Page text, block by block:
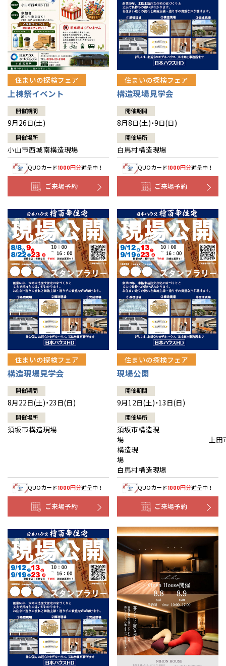
住まいの探検フェア
上棟祭イベント
開催期間
9月26日(土)
開催場所
小山市西城南構造現場
QUOカード1000円分進呈中！
ご来場予約
住まいの探検フェア
構造現場見学会
開催期間
8月8日(土)・9日(日)
開催場所
白馬村構造現場
QUOカード1000円分進呈中！
ご来場予約
住まいの探検フェア
構造現場見学会
開催期間
8月22日(土)・23日(日)
開催場所
須坂市構造現場
QUOカード1000円分進呈中！
ご来場予約
住まいの探検フェア
現場公開
開催期間
9月12日(土)・13日(日)
開催場所
須坂市構造現
場 上田
構造現
白馬村構造現場
QUOカード1000円分進呈中！
ご来場予約